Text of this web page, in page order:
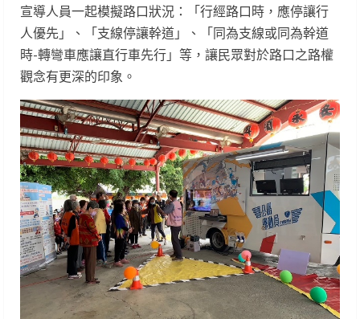
宣導人員一起模擬路口狀況：「行經路口時，應停讓行
人優先」、「支線停讓幹道」、「同為支線或同為幹道
時-轉彎車應讓直行車先行」等，讓民眾對於路口之路權
觀念有更深的印象。